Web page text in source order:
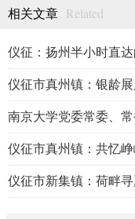
相关文章 Related
仪征：扬州半小时直
仪征市真州镇：银龄
南京大学党委常委、
仪征市真州镇：共忆
仪征市新集镇：荷畔